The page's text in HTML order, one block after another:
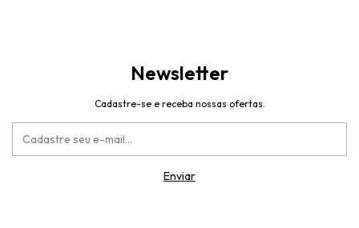
Newsletter
Cadastre-se e receba nossas ofertas.